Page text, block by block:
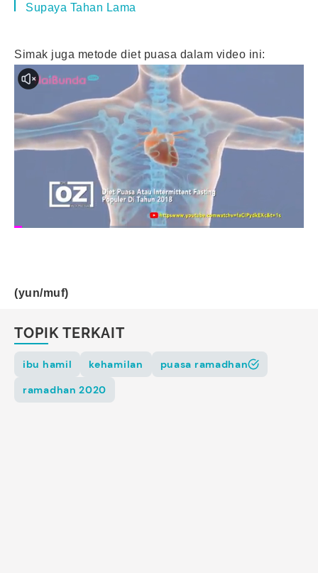
Supaya Tahan Lama
Simak juga metode diet puasa dalam video ini:
(yun/muf)
TOPIK TERKAIT
ibu hamil kehamilan
puasa ramadhan
ramadhan 2020